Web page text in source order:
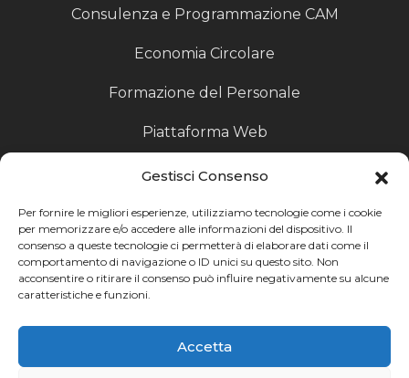
Gestisci Consenso
Per fornire le migliori esperienze, utilizziamo tecnologie come i cookie
per memorizzare e/o accedere alle informazioni del dispositivo. Il
consenso a queste tecnologie ci permetterà di elaborare dati come il
comportamento di navigazione o ID unici su questo sito. Non
acconsentire o ritirare il consenso può influire negativamente su alcune
caratteristiche e funzioni.
Accetta
Consulenza e Programmazione CAM
Economia Circolare
Formazione del Personale
Piattaforma Web
Scouting fornitori
Produzione Particolari
Raccoglitori di Fine Linea
Ricerca
Ricerca avanzata
Catalogo fornitori